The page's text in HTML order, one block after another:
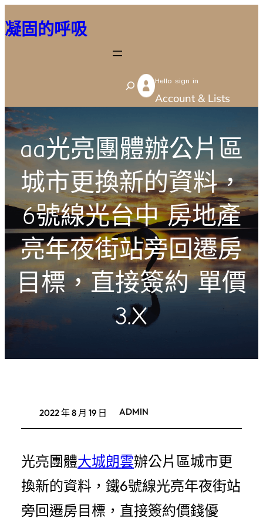
至
容
凝固的呼吸
S
e
r
c
h
Hello sign in
Account & Lists
aa光亮團體辦公片區
城市更換新的資料，
6號線光台中 房地產
亮年夜街站旁回遷房
目標，直接簽約 單價
3.X
2022 年 8 月 19 日 ADMIN
光亮團體大城朗雲辦公片區城市更
換新的資料，鐵6號線光亮年夜街站
旁回遷房目標，直接簽約價錢優